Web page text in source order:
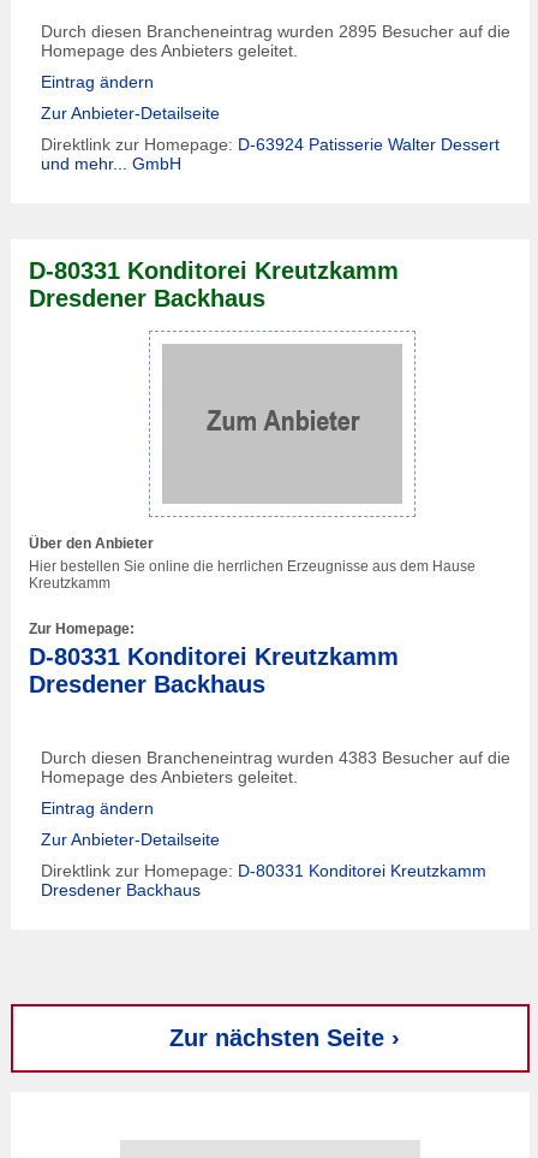
Durch diesen Brancheneintrag wurden 2895 Besucher auf die
Homepage des Anbieters geleitet.
Eintrag ändern
Zur Anbieter-Detailseite
Direktlink zur Homepage: D-63924 Patisserie Walter Dessert
und mehr... GmbH
D-80331 Konditorei Kreutzkamm
Dresdener Backhaus
Über den Anbieter
Hier bestellen Sie online die herrlichen Erzeugnisse aus dem Hause
Kreutzkamm
Zur Homepage:
D-80331 Konditorei Kreutzkamm
Dresdener Backhaus
Durch diesen Brancheneintrag wurden 4383 Besucher auf die
Homepage des Anbieters geleitet.
Eintrag ändern
Zur Anbieter-Detailseite
Direktlink zur Homepage: D-80331 Konditorei Kreutzkamm
Dresdener Backhaus
Zur nächsten Seite ›